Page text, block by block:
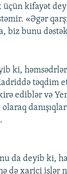
kifayət
«Əgər
biz bunu
ki,
təqdim
ediblər və
olaraq
da deyib ki,
də xarici işlər